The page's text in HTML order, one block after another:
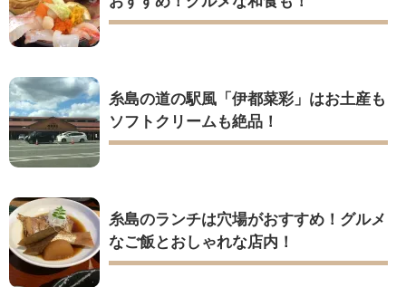
糸島の道の駅風「伊都菜彩」はお土産も
ソフトクリームも絶品！
糸島のランチは穴場がおすすめ！グルメ
なご飯とおしゃれな店内！